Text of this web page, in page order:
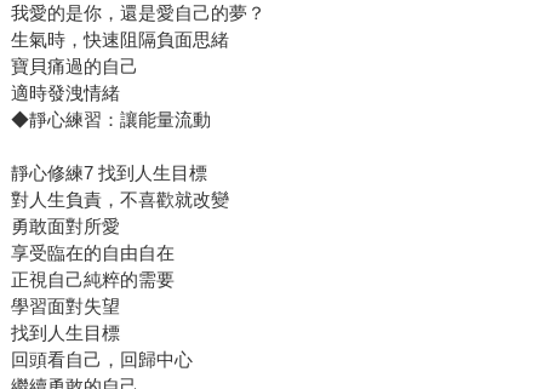
我愛的是你，還是愛自己的夢？
生氣時，快速阻隔負面思緒
寶貝痛過的自己
適時發洩情緒
◆靜心練習：讓能量流動
靜心修練7 找到人生目標
對人生負責，不喜歡就改變
勇敢面對所愛
享受臨在的自由自在
正視自己純粹的需要
學習面對失望
找到人生目標
回頭看自己，回歸中心